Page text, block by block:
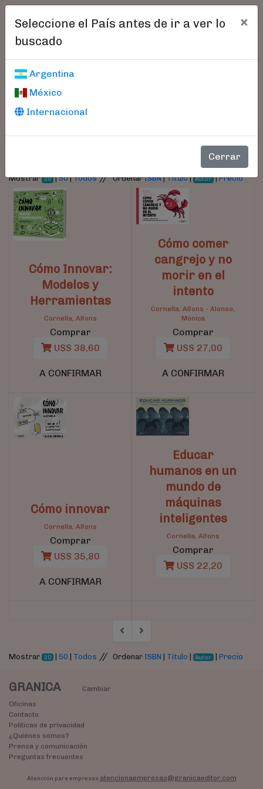
Seleccione el País antes de ir a ver lo
buscado
×
Argentina
México
Internacional
Cerrar
Libros encontrados
Parámetros
Mostrar 20 |50|Todos//OrdenarISBN|Título| Autor |Precio
Cómo Innovar:
Modelos y
Herramientas
Cornella, Alfons
Comprar
U$S 38,60
A CONFIRMAR
Cómo comer
cangrejo y no
morir en el
intento
Cornella, Alfons - Alonso,
Mónica
Comprar
U$S 27,00
A CONFIRMAR
Cómo innovar
Cornella, Alfons
Comprar
U$S 35,80
A CONFIRMAR
Educar
humanos en un
mundo de
máquinas
inteligentes
Cornella, Alfons
Comprar
U$S 22,20
Mostrar 20 | 50 Todos // Ordenar ISBN Título Autor |Precio
GRANICA
Cambiar
Oficinas
Contacto
Políticas de privacidad
¿Quiénes somos?
Prensa y comunicación
Preguntas frecuentes
Atención para empresas atencionaempresas@granicaeditor.com